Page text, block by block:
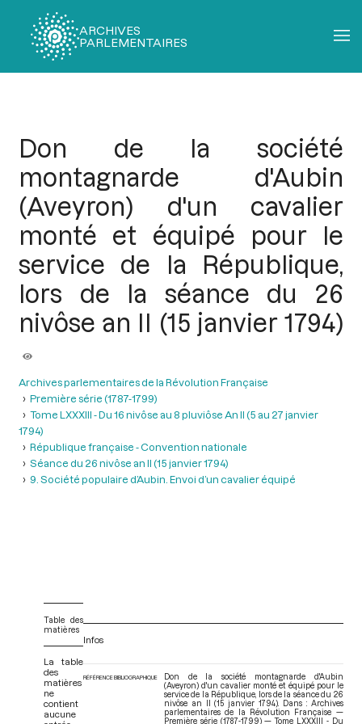
ARCHIVES
PARLEMENTAIRES
Don de la société
montagnarde d'Aubin
(Aveyron) d'un cavalier
monté et équipé pour le
service de la République,
lors de la séance du 26
nivôse an II (15 janvier 1794)
Archives parlementaires de la Révolution Française
Première série (1787-1799)
Tome LXXXIII - Du 16 nivôse au 8 pluviôse An II (5 au 27 janvier
1794)
République française - Convention nationale
Séance du 26 nivôse an II (15 janvier 1794)
9. Société populaire d’Aubin. Envoi d’un cavalier équipé
Table des
matières
La table
des
matières
ne
contient
aucune
Infos
RÉFÉRENCE BIBLIOGRAPHIQUE
Don de la société montagnarde d'Aubin
(Aveyron) d'un cavalier monté et équipé pour le
service de la République, lors de la séance du 26
nivôse an II (15 janvier 1794). Dans : Archives
parlementaires de la Révolution Française —
Première série (1787-1799) — Tome LXXXIII - Du